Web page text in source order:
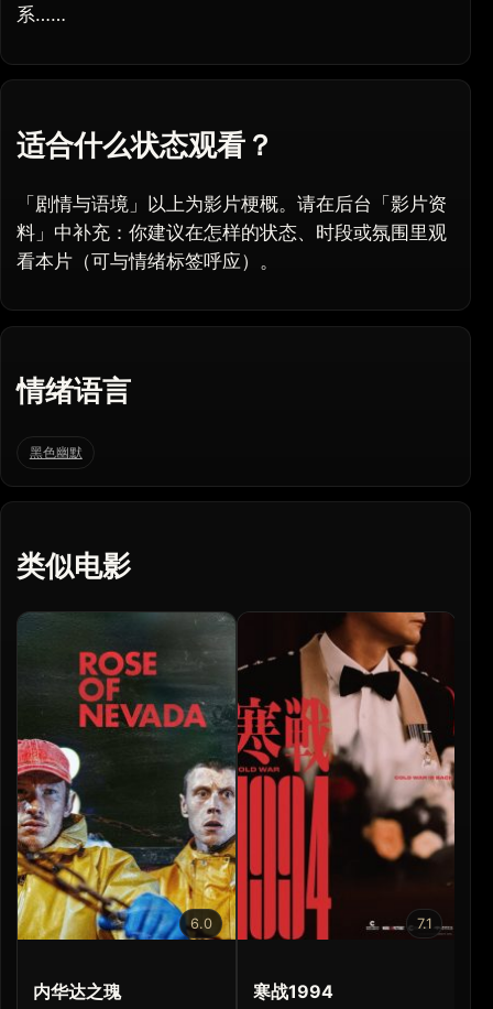
系……
适合什么状态观看？
「剧情与语境」以上为影片梗概。请在后台「影片资
料」中补充：你建议在怎样的状态、时段或氛围里观
看本片（可与情绪标签呼应）。
情绪语言
黑色幽默
类似电影
6.0
内华达之瑰
7.1
寒战1994